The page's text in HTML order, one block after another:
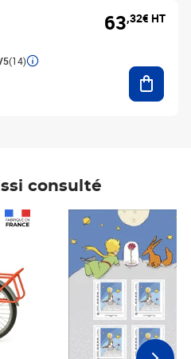
5(14)
63,32€ HT
consulté
Prix 6,25€ HT